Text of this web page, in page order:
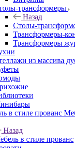
трансформеры
Назад
Столы-
Трансформеры-
Трансформеры
из массива
Назад
в стиле прованс